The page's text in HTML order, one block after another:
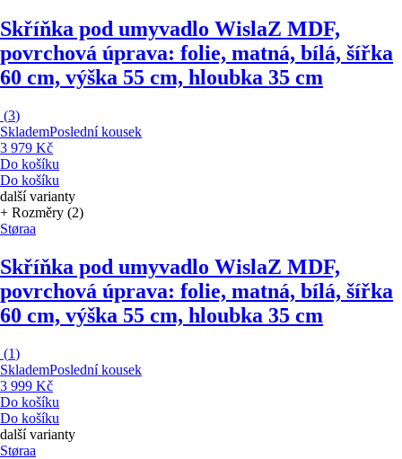
Skříňka pod umyvadlo WislaZ MDF,
povrchová úprava: folie, matná, bílá, šířka
60 cm, výška 55 cm, hloubka 35 cm
(3)
SklademPoslední kousek
3 979 Kč
Do košíku
Do košíku
další varianty
+ Rozměry (2)
Støraa
Skříňka pod umyvadlo WislaZ MDF,
povrchová úprava: folie, matná, bílá, šířka
60 cm, výška 55 cm, hloubka 35 cm
(1)
SklademPoslední kousek
3 999 Kč
Do košíku
Do košíku
další varianty
Støraa